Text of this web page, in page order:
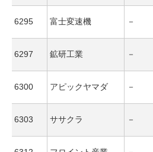
6295 富士変速機 －
6297 鉱研工業 －
6300 アピックヤマダ －
6303 ササクラ －